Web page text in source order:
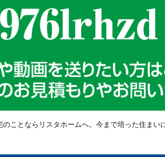
ことならリスタホームへ。今まで培った住ま